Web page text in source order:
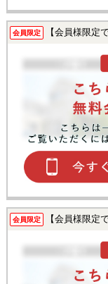
会員限定 【会員様限定
会員限定 【会員様限定